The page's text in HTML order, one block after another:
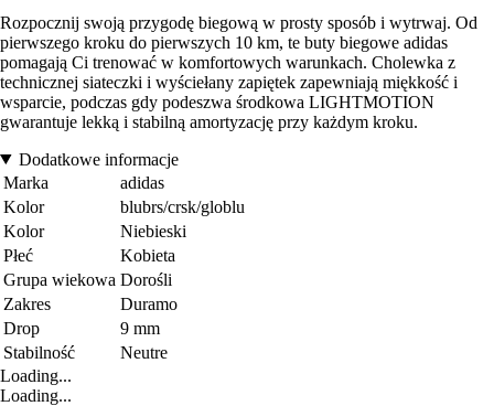
Rozpocznij swoją przygodę biegową w prosty sposób i wytrwaj. Od
pierwszego kroku do pierwszych 10 km, te buty biegowe adidas
pomagają Ci trenować w komfortowych warunkach. Cholewka z
technicznej siateczki i wyściełany zapiętek zapewniają miękkość i
wsparcie, podczas gdy podeszwa środkowa LIGHTMOTION
gwarantuje lekką i stabilną amortyzację przy każdym kroku.
Dodatkowe informacje
Marka
adidas
Kolor
blubrs/crsk/globlu
Kolor
Niebieski
Płeć
Kobieta
Grupa wiekowa Dorośli
Zakres
Duramo
Drop
9 mm
Stabilność
Neutre
Loading...
Loading...